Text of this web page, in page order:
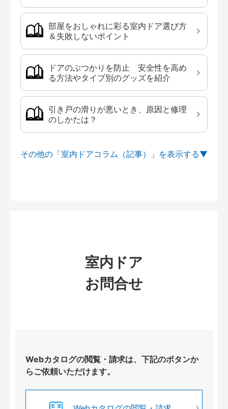
部屋をおしゃれに彩る室内ドア選び方
＆失敗しないポイント
ドアのぶつかりを防止 安全性を高め
る方法やタイプ別のグッズを紹介
引き戸の滑りが悪いとき、原因と修理
のしかたは？
その他の「室内ドアコラム（記事）」を
室内ドア
お問合せ
Webカタログの閲覧・請求は、下記のボタンか
らご依頼いただけます。